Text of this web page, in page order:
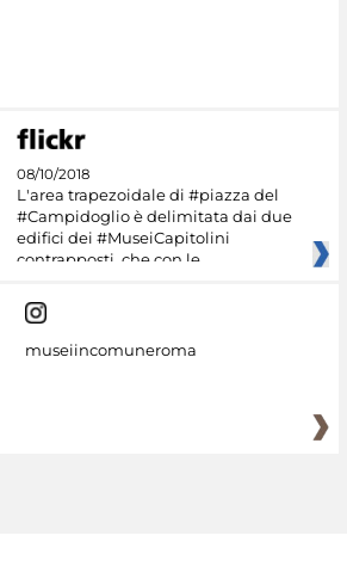
08/10/2018
L'area trapezoidale di #piazza del
#Campidoglio è delimitata dai due
edifici dei #MuseiCapitolini
contrapposti, che con le
museiincomuneroma